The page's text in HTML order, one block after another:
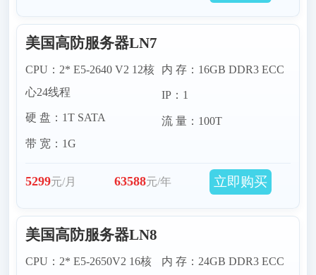
美国高防服务器LN7
CPU：2* E5-2640 V2 12核
心24线程
硬 盘：1T SATA
带 宽：1G
内 存：16GB DDR3 ECC
IP：1
流 量：100T
5299元/月 63588元/年 立即购买
美国高防服务器LN8
CPU：2* E5-2650V2 16核
内 存：24GB DDR3 ECC